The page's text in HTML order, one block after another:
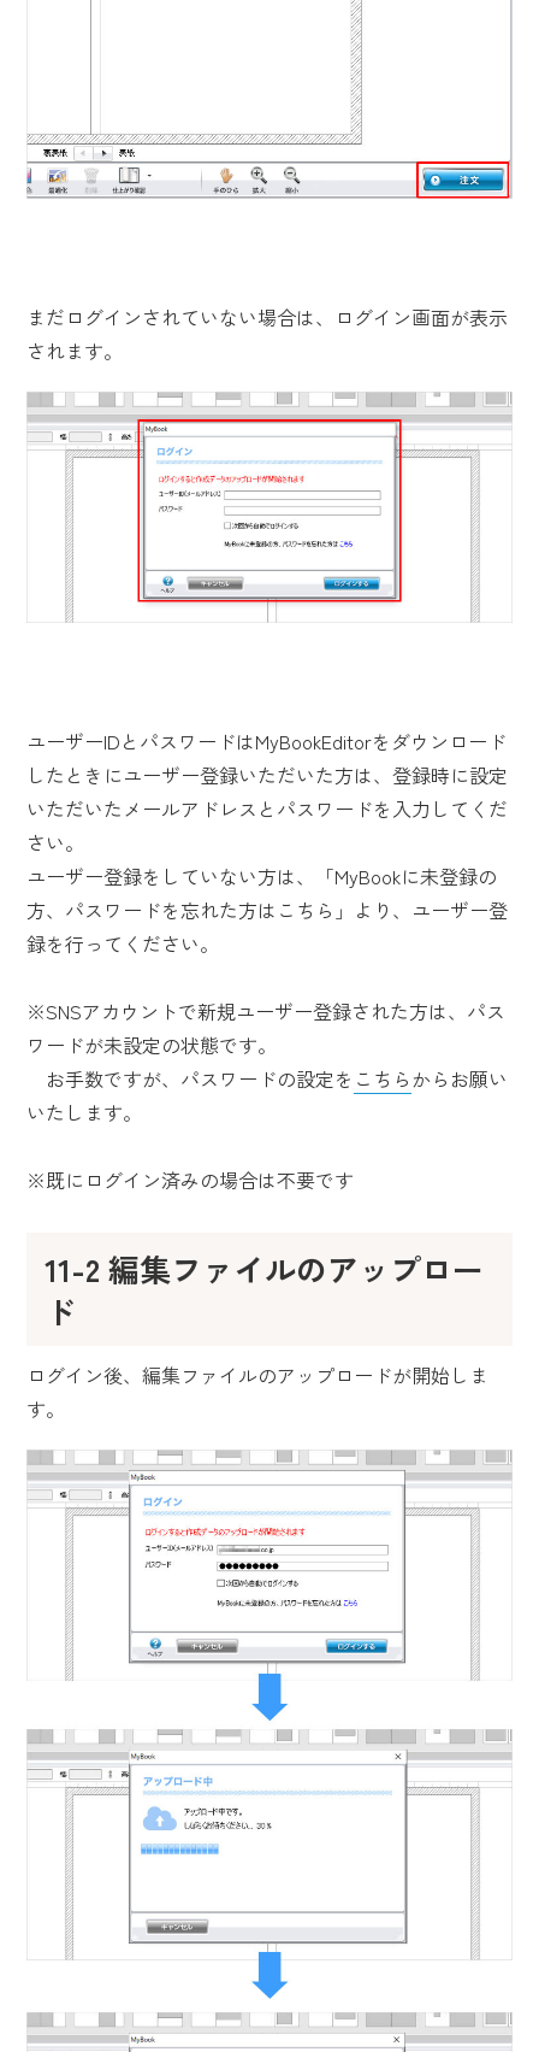
まだログインされていない場合は、ログイン画面が表示
されます。
ユーザーIDとパスワードはMyBookEditorをダウンロード
したときにユーザー登録いただいた方は、登録時に設定
いただいたメールアドレスとパスワードを入力してくだ
さい。
ユーザー登録をしていない方は、「MyBookに未登録の
方、パスワードを忘れた方はこちら」より、ユーザー登
録を行ってください。
※SNSアカウントで新規ユーザー登録された方は、パス
ワードが未設定の状態です。
お手数ですが、パスワードの設定を こちらからお願い
いたします。
※既にログイン済みの場合は不要です
11-2 編集ファイルのアップロー
ド
ログイン後、編集ファイルのアップロードが開始しま
す。